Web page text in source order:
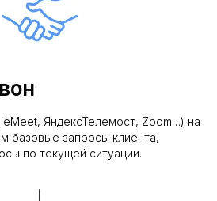
ЯндексТелемост, Zoom…) на
базовые запросы клиента,
по текущей ситуации.